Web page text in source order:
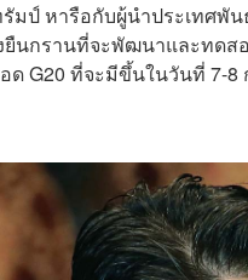
ป์ หารือกับผู้นำประเทศพัน
ยืนกรานที่จะพัฒนาและทด
ด G20 ที่จะมีขึ้นในวันที่